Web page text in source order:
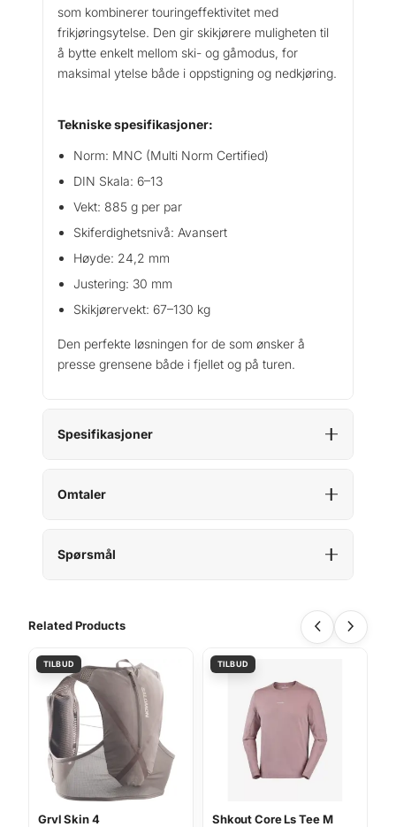
som kombinerer touringeffektivitet med
frikjøringsytelse. Den gir skikjørere muligheten til
å bytte enkelt mellom ski- og gåmodus, for
maksimal ytelse både i oppstigning og nedkjøring.
Tekniske spesifikasjoner:
Norm: MNC (Multi Norm Certified)
DIN Skala: 6–13
Vekt: 885 g per par
Skiferdighetsnivå: Avansert
Høyde: 24,2 mm
Justering: 30 mm
Skikjørervekt: 67–130 kg
Den perfekte løsningen for de som ønsker å
presse grensene både i fjellet og på turen.
Spesifikasjoner
Omtaler
Spørsmål
Related Products
Grvl Skin 4 Shkout Core Ls Tee M